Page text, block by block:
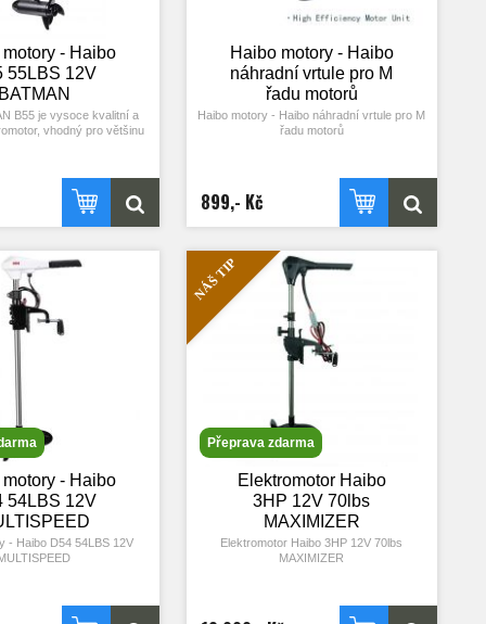
- Haibo
55LBS 12V
BATMAN
B55 je vysoce kvalitní a
vhodný pro většinu
na různých typech vod.
ovládá, má 5 rychlostí
Je tichý a má nízkou
při vyšším zatížení (vlny,
…) ji vybijete dříve.
má výborné zpracování,
vrtuli z pevného plastu,
o délce 91 cm, antikorozní
rukojeť a displej, který
o stavu baterií.
Haibo motory - Haibo
náhradní vrtule pro M
řadu motorů
Haibo motory - Haibo náhradní vrtule pro M
řadu motorů
899,- Kč
- Haibo
54LBS 12V
- Haibo D54 54LBS 12V
NÁŠ TIP
Přeprava zdarma
Elektromotor Haibo
3HP 12V 70lbs
MAXIMIZER
Elektromotor Haibo 3HP 12V 70lbs
MAXIMIZER